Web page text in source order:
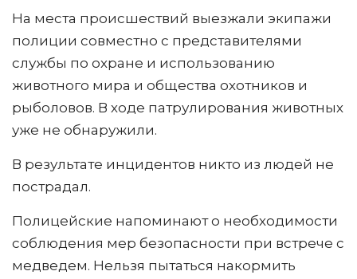
На места происшествий выезжали экипажи
полиции совместно с представителями
службы по охране и использованию
животного мира и общества охотников и
рыболовов. В ходе патрулирования животных
уже не обнаружили.
В результате инцидентов никто из людей не
пострадал.
Полицейские напоминают о необходимости
соблюдения мер безопасности при встрече с
медведем. Нельзя пытаться накормить